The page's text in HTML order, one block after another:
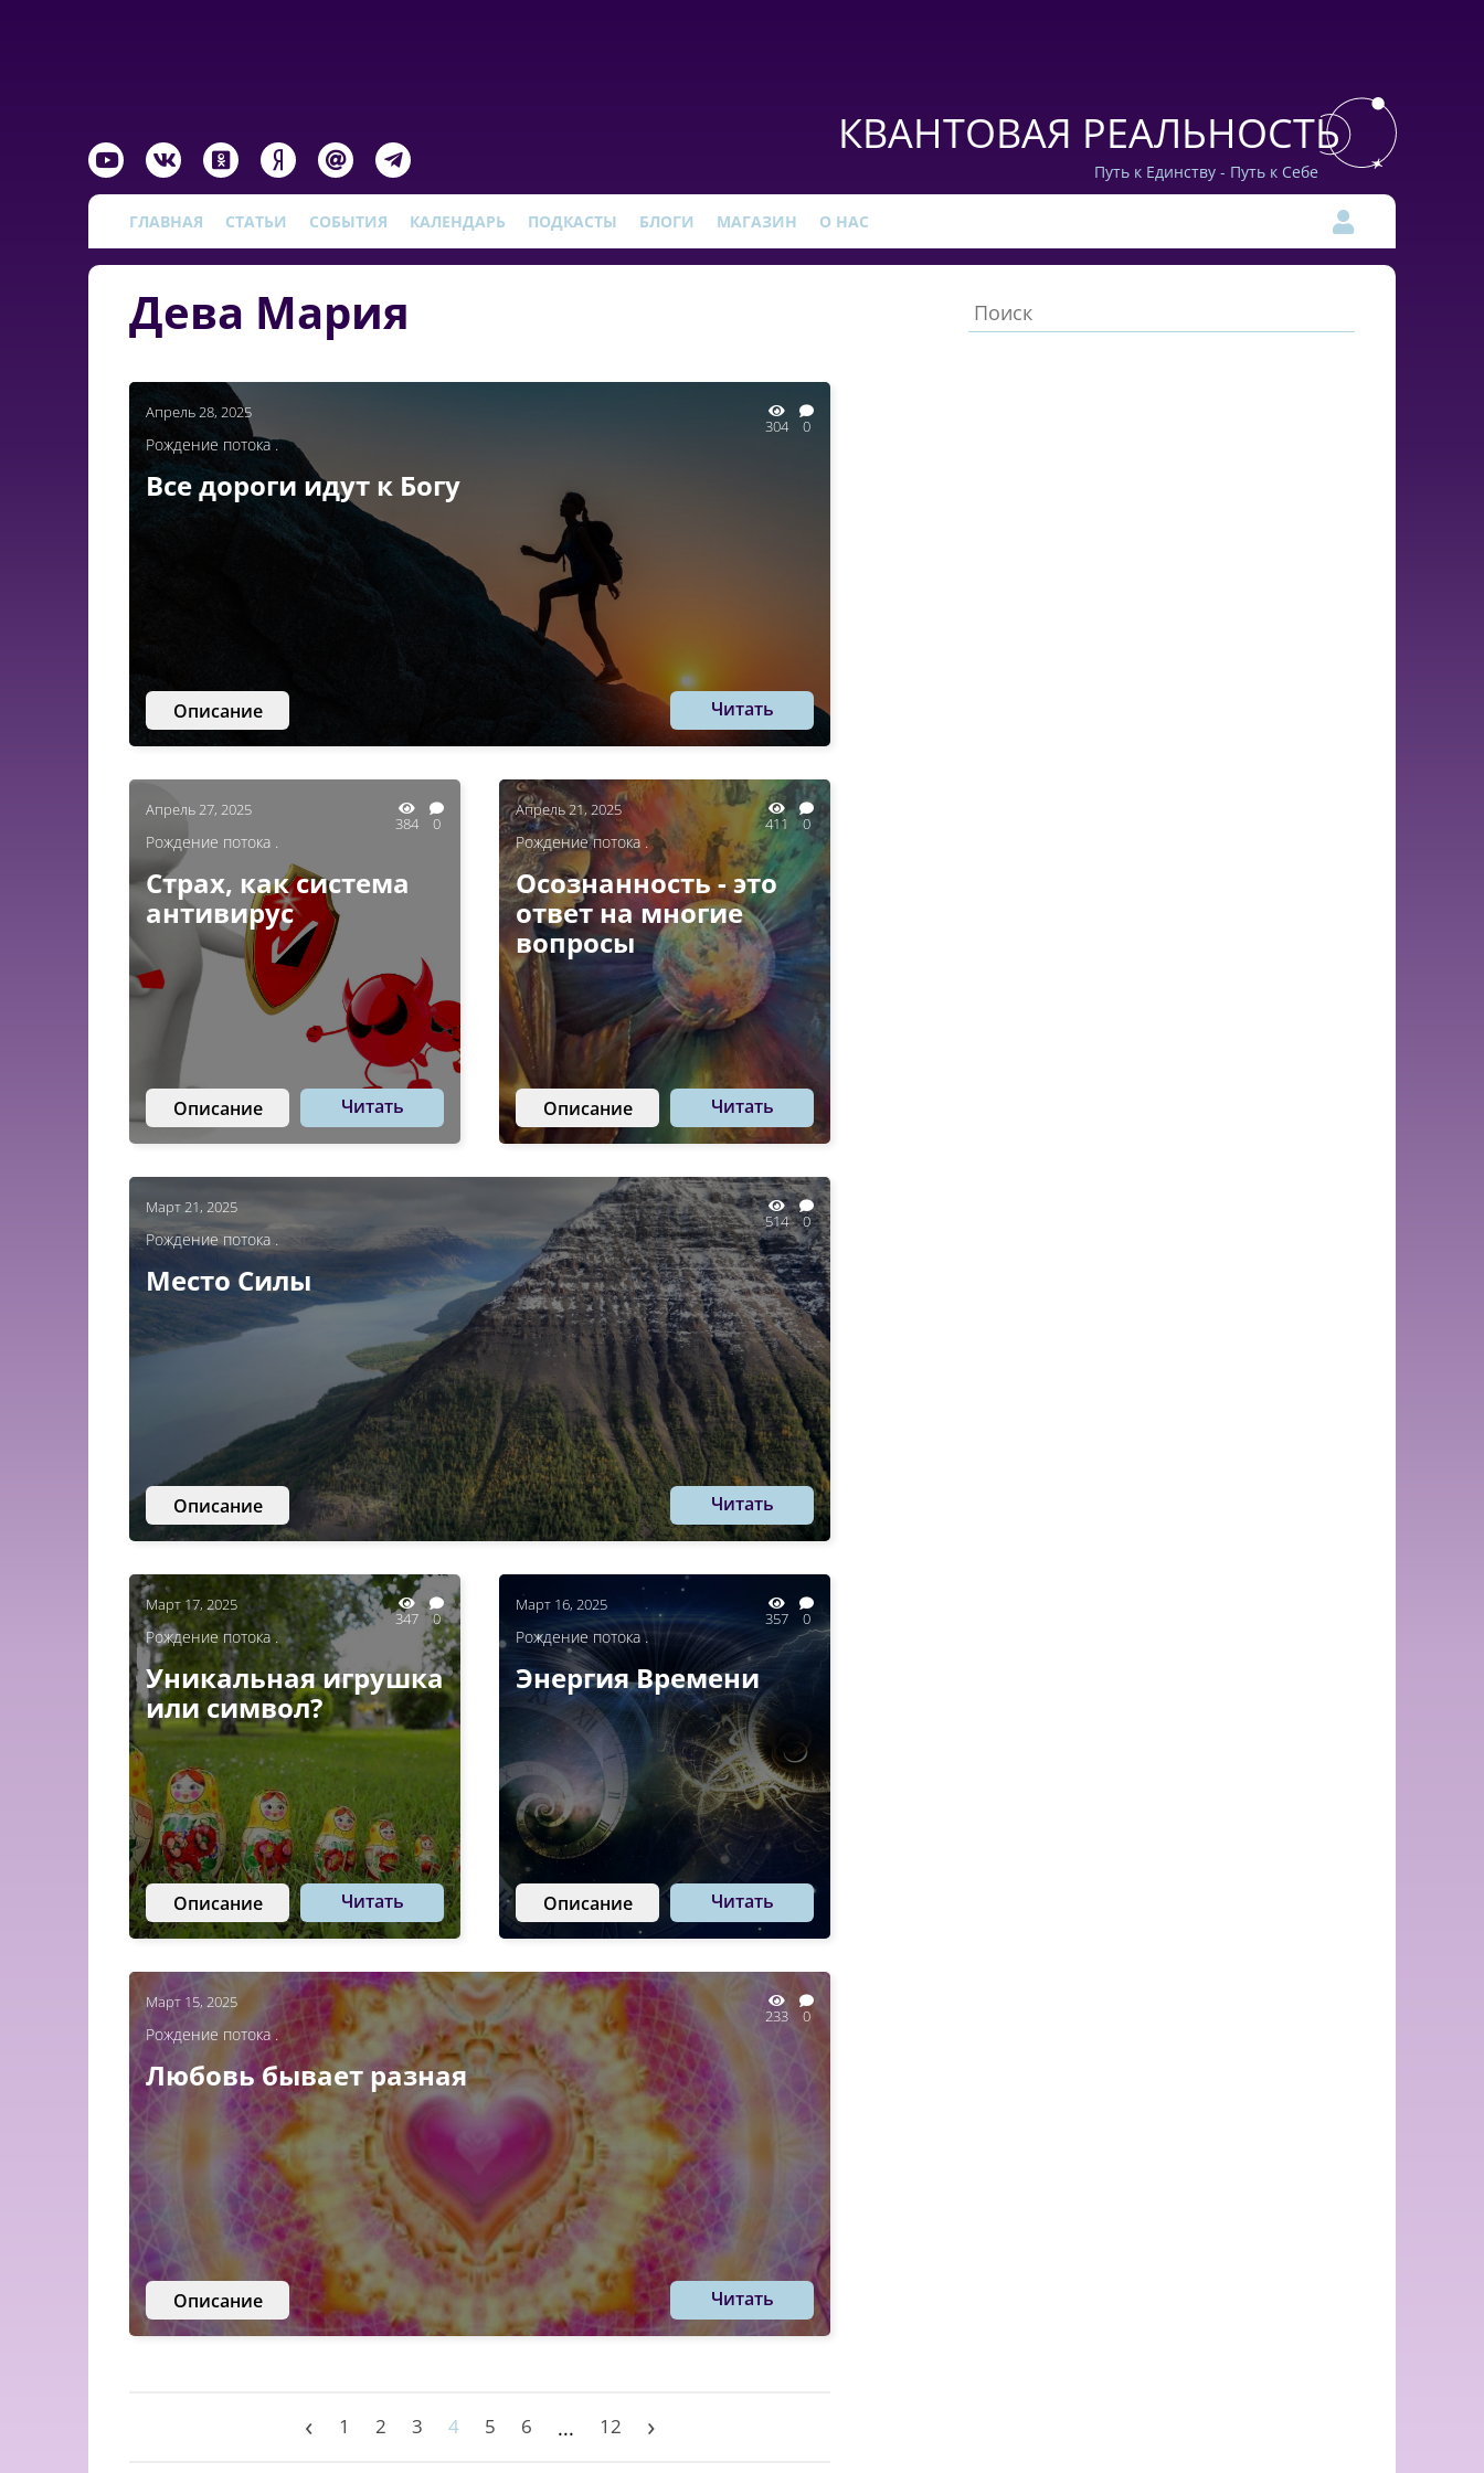
КВАНТОВАЯ РЕАЛЬНОСТЬ
Путь к Единству - Путь к Себе
ГЛАВНАЯ СТАТЬИ СОБЫТИЯ КАЛЕНДАРЬ ПОДКАСТЫ БЛОГИ МАГАЗИН О НАС
Дева Мария
Апрель 28, 2025
304 0
Рождение потока .
Все дороги идут к Богу
Описание Читать
Апрель 27, 2025
384 0
Рождение потока .
Страх, как система
антивирус
Описание Читать
Апрель 21, 2025
411 0
Рождение потока .
Осознанность - это
ответ на многие
вопросы
Описание Читать
Март 21, 2025
514 0
Рождение потока .
Место Силы
Описание Читать
Март 17, 2025
347 0
Рождение потока .
Уникальная игрушка
или символ?
Описание Читать
Март 16, 2025
357 0
Рождение потока .
Энергия Времени
Описание Читать
Март 15, 2025
233 0
Рождение потока .
Любовь бывает разная
Описание Читать
‹ 1 2 3 4 5 6 ... 12 ›